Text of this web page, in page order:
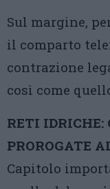
Sul margine,
il comparto
contrazione
così come
RETI IDRICHE:
PROROGATE
Capitolo